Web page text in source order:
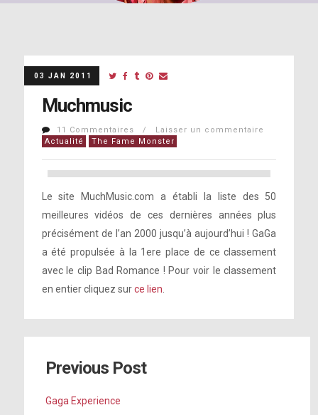
03 JAN 2011
Muchmusic
11 Commentaires / Laisser un commentaire
Actualité
The Fame Monster
Le site MuchMusic.com a établi la liste des 50
meilleures vidéos de ces dernières années plus
précisément de l’an 2000 jusqu’à aujourd’hui ! GaGa
a été propulsée à la 1ere place de ce classement
avec le clip Bad Romance ! Pour voir le classement
en entier cliquez surce lien
Previous Post
Gaga Experience